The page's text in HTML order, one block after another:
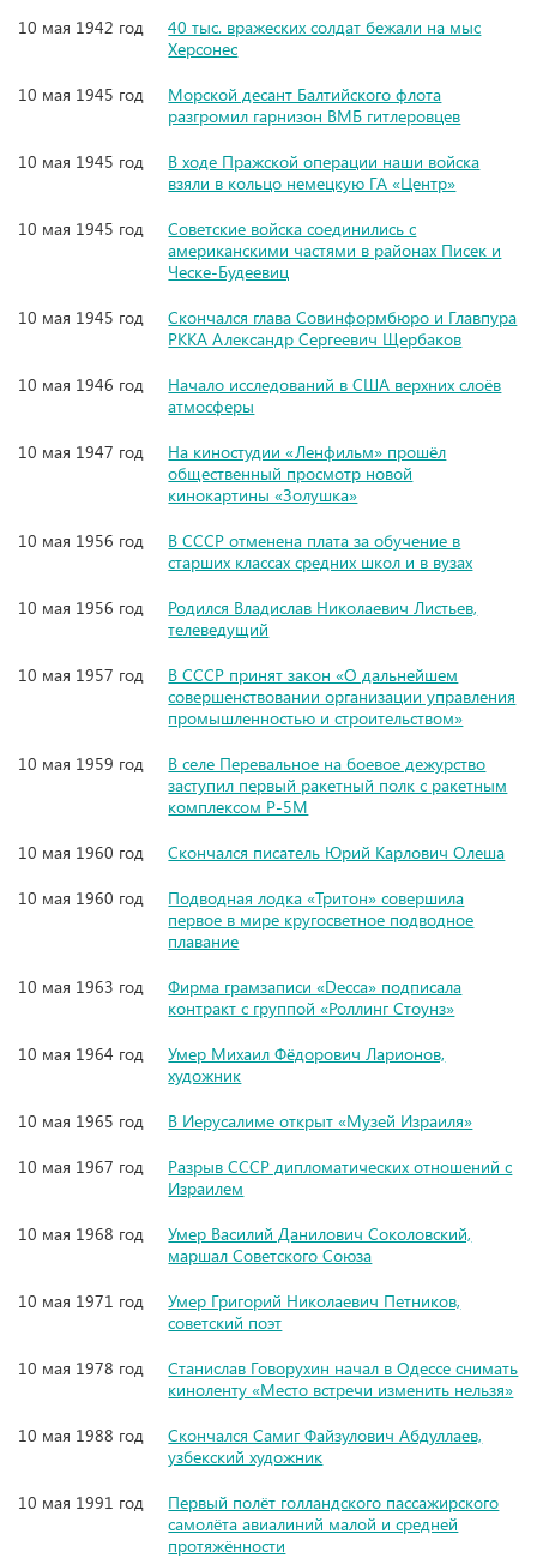
10 мая 1942 год
40 тыс. вражеских солдат бежали на мыс
Херсонес
10 мая 1945 год
Морской десант Балтийского флота
разгромил гарнизон ВМБ гитлеровцев
10 мая 1945 год
В ходе Пражской операции наши войска
взяли в кольцо немецкую ГА «Центр»
10 мая 1945 год
Советские войска соединились с
американскими частями в районах Писек и
Ческе-Будеевиц
10 мая 1945 год
Скончался глава Совинформбюро и Главпура
РККА Александр Сергеевич Щербаков
10 мая 1946 год
Начало исследований в США верхних слоёв
атмосферы
10 мая 1947 год
На киностудии «Ленфильм» прошёл
общественный просмотр новой
кинокартины «Золушка»
10 мая 1956 год
В СССР отменена плата за обучение в
старших классах средних школ и в вузах
10 мая 1956 год
Родился Владислав Николаевич Листьев,
телеведущий
10 мая 1957 год
В СССР принят закон «О дальнейшем
совершенствовании организации управления
промышленностью и строительством»
10 мая 1959 год
В селе Перевальное на боевое дежурство
заступил первый ракетный полк с ракетным
комплексом Р-5М
10 мая 1960 год
Скончался писатель Юрий Карлович Олеша
10 мая 1960 год
Подводная лодка «Тритон» совершила
первое в мире кругосветное подводное
плавание
10 мая 1963 год
Фирма грамзаписи «Decca» подписала
контракт с группой «Роллинг Стоунз»
10 мая 1964 год
Умер Михаил Фёдорович Ларионов,
художник
10 мая 1965 год
В Иерусалиме открыт «Музей Израиля»
10 мая 1967 год
Разрыв СССР дипломатических отношений с
Израилем
10 мая 1968 год
Умер Василий Данилович Соколовский,
маршал Советского Союза
10 мая 1971 год
Умер Григорий Николаевич Петников,
советский поэт
10 мая 1978 год
Станислав Говорухин начал в Одессе снимать
киноленту «Место встречи изменить нельзя»
10 мая 1988 год
Скончался Самиг Файзулович Абдуллаев,
узбекский художник
10 мая 1991 год
Первый полёт голландского пассажирского
самолёта авиалиний малой и средней
протяжённости